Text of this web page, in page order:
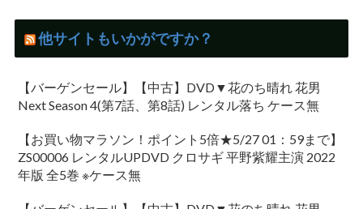
他サイトもいかがですか？
【バーゲンセール】【中古】DVD▼花のち晴れ 花男
Next Season 4(第7話、第8話) レンタル落ち ケース無
【お買い物マラソン！ポイント5倍★5/27 01：59まで】
ZS00006 レンタルUPDVD クロサギ 平野紫耀主演 2022
年版 全5巻 ※ケース無